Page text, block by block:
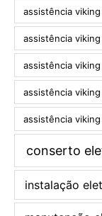
assistência
assistência
assistência
assistência
assistência
conserto
instalação